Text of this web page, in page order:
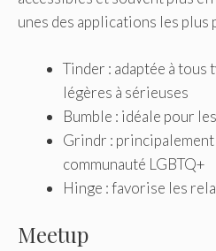
unes des applications les plus
Tinder : adaptée à tous
légères à sérieuses
Bumble : idéale pour
Grindr : principalement
communauté LGBTQ+
Hinge : favorise les
Meetup